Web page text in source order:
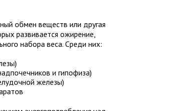
обмен веществ или другая
развивается ожирение,
набора веса. Среди них:
и гипофиза)
железы)